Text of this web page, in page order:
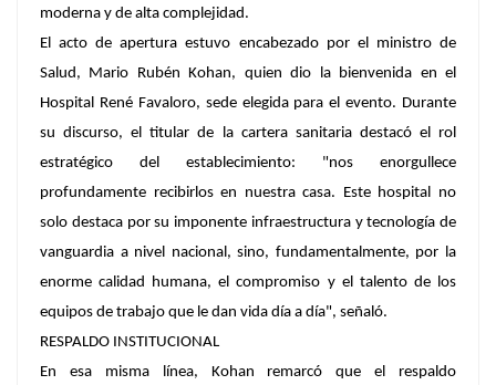
moderna y de alta complejidad.
El acto de apertura estuvo encabezado por el ministro de
Salud, Mario Rubén Kohan, quien dio la bienvenida en el
Hospital René Favaloro, sede elegida para el evento. Durante
su discurso, el titular de la cartera sanitaria destacó el rol
estratégico del establecimiento: "nos enorgullece
profundamente recibirlos en nuestra casa. Este hospital no
solo destaca por su imponente infraestructura y tecnología de
vanguardia a nivel nacional, sino, fundamentalmente, por la
enorme calidad humana, el compromiso y el talento de los
equipos de trabajo que le dan vida día a día", señaló.
RESPALDO INSTITUCIONAL
En esa misma línea, Kohan remarcó que el respaldo